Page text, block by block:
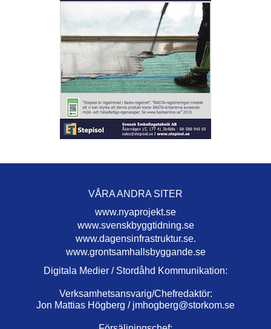
VÅRA ANDRA SITER
www.nyaprojekt.se
www.svenskbyggtidning.se
www.dagensinfrastruktur.se.
www.grontsamhallsbyggande.se
Digitala Medier / Stordåhd Kommunikation:
Verksamhetsansvarig/Chefredaktör:
Jon Mattias Högberg / jmhogberg@storkom.se